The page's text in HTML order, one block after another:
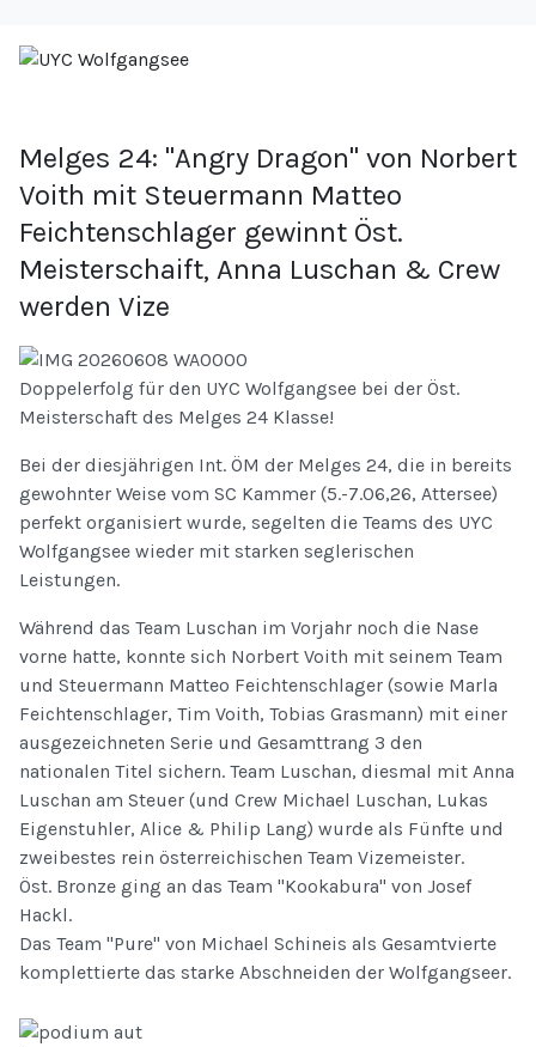
Melges 24: "Angry Dragon" von Norbert
Voith mit Steuermann Matteo
Feichtenschlager gewinnt Öst.
Meisterschaift, Anna Luschan & Crew
werden Vize
Doppelerfolg für den UYC Wolfgangsee bei der Öst.
Meisterschaft des Melges 24 Klasse!
Bei der diesjährigen Int. ÖM der Melges 24, die in bereits
gewohnter Weise vom SC Kammer (5.-7.06,26, Attersee)
perfekt organisiert wurde, segelten die Teams des UYC
Wolfgangsee wieder mit starken seglerischen
Leistungen.
Während das Team Luschan im Vorjahr noch die Nase
vorne hatte, konnte sich Norbert Voith mit seinem Team
und Steuermann Matteo Feichtenschlager (sowie Marla
Feichtenschlager, Tim Voith, Tobias Grasmann) mit einer
ausgezeichneten Serie und Gesamttrang 3 den
nationalen Titel sichern. Team Luschan, diesmal mit Anna
Luschan am Steuer (und Crew Michael Luschan, Lukas
Eigenstuhler, Alice & Philip Lang) wurde als Fünfte und
zweibestes rein österreichischen Team Vizemeister.
Öst. Bronze ging an das Team "Kookabura" von Josef
Hackl.
Das Team "Pure" von Michael Schineis als Gesamtvierte
komplettierte das starke Abschneiden der Wolfgangseer.